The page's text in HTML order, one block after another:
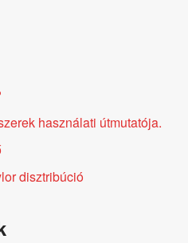
használati útmutatója.
disztribúció